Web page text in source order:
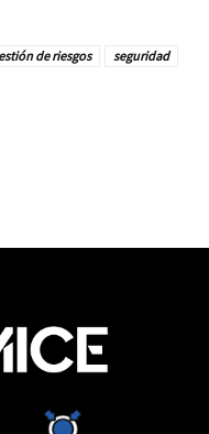
de riesgos
seguridad